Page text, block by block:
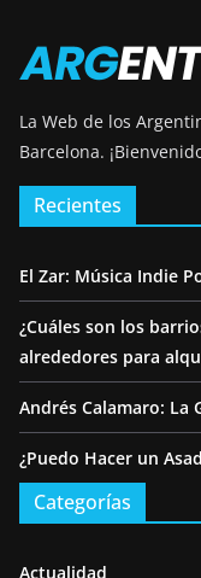
La Web de los
Barcelona.
Recientes
El Zar: Música Indie
¿Cuáles son los
alrededores para
Andrés Calamaro: La
¿Puedo Hacer un
Categorías
Actualidad